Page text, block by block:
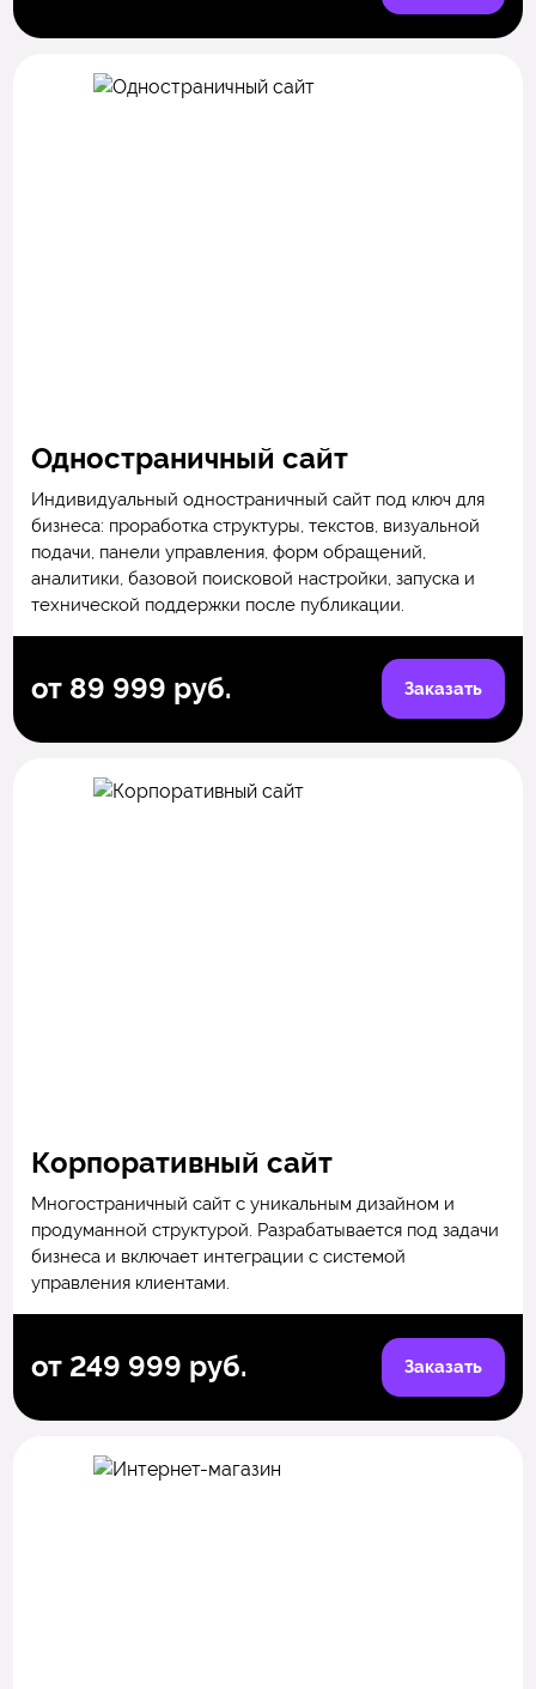
Одностраничный сайт
Индивидуальный одностраничный сайт под ключ для
бизнеса: проработка структуры, текстов, визуальной
подачи, панели управления, форм обращений,
аналитики, базовой поисковой настройки, запуска и
технической поддержки после публикации.
от 89 999 руб. Заказать
Корпоративный сайт
Многостраничный сайт с уникальным дизайном и
продуманной структурой. Разрабатывается под задачи
бизнеса и включает интеграции с системой
управления клиентами.
от 249 999 руб. Заказать